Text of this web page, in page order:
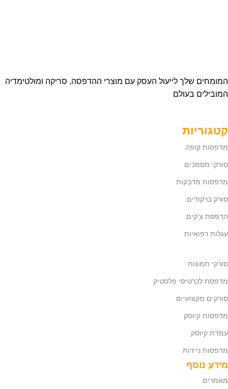
המומחים שלך לייעול העסק עם מוצרי ההדפסה, סריקה ומולטימדיה
המובילים בעולם
קטגוריות
מדפסות קופה
סורקי מסמכים
מדפסות מדבקות
סורק ברקודים
הדפסת צ'קים
עגלות רפואיות
סורקי תמונות
מדפסת לכרטיסי פלסטיק
סורקים מקצועיים
מדפסות קיוסק
עמדת קיוסק
מדפסות ניידות
מידע נוסף
מאמרים